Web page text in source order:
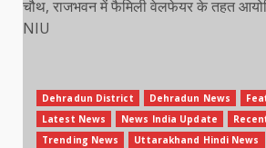
Dehradun District Dehradun News
Latest News
News India Update
Trending News
Uttarakhand Hindi News